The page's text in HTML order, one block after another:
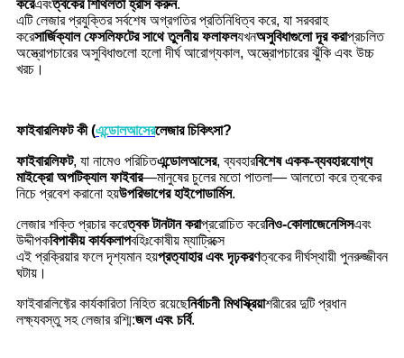
করেএবংত্বকের শিথিলতা হ্রাস করুন.
এটি লেজার প্রযুক্তির সর্বশেষ অগ্রগতির প্রতিনিধিত্ব করে, যা সরবরাহ
করেসার্জিক্যাল ফেসলিফটের সাথে তুলনীয় ফলাফলযখনঅসুবিধাগুলো দূর করাপ্রচলিত
অস্ত্রোপচারের অসুবিধাগুলো হলো দীর্ঘ আরোগ্যকাল, অস্ত্রোপচারের ঝুঁকি এবং উচ্চ
খরচ।
ফাইবারলিফট কী (এন্ডোলআসেরলেজার চিকিৎসা?
ফাইবারলিফট, যা নামেও পরিচিতএন্ডোলআসের, ব্যবহারবিশেষ একক-ব্যবহারযোগ্য
মাইক্রো অপটিক্যাল ফাইবার—মানুষের চুলের মতো পাতলা— আলতো করে ত্বকের
নিচে প্রবেশ করানো হয়উপরিভাগের হাইপোডার্মিস.
লেজার শক্তি প্রচার করেত্বক টানটান করাপ্ররোচিত করেনিও-কোলাজেনেসিসএবং
উদ্দীপকবিপাকীয় কার্যকলাপবহিঃকোষীয় ম্যাট্রিক্সে
এই প্রক্রিয়ার ফলে দৃশ্যমান হয়প্রত্যাহার এবং দৃঢ়করণত্বকের দীর্ঘস্থায়ী পুনরুজ্জীবন
ঘটায়।
ফাইবারলিফ্টের কার্যকারিতা নিহিত রয়েছেনির্বাচনী মিথস্ক্রিয়াশরীরের দুটি প্রধান
লক্ষ্যবস্তু সহ লেজার রশ্মি:জল এবং চর্বি.